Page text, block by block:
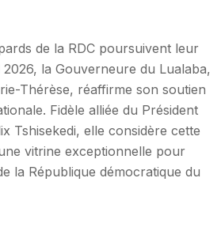
de la RDC poursuivent leur
la Gouverneure du Lualaba,
Thérèse, réaffirme son soutien
Fidèle alliée du Président
Tshisekedi, elle considère cette
vitrine exceptionnelle pour
la République démocratique du